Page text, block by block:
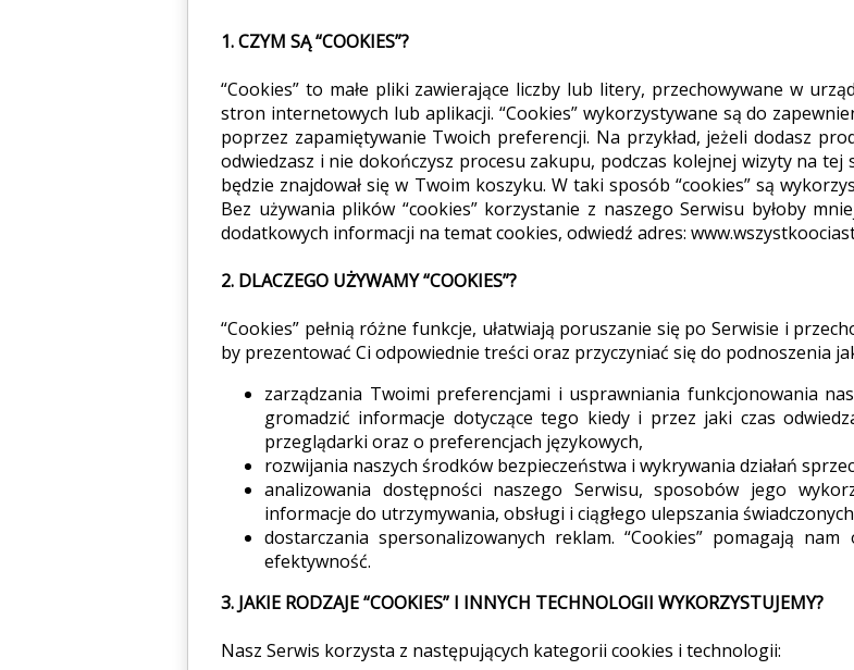
1. CZYM SĄ “COOKIES”?
“Cookies” to małe pliki zawierające liczby lub litery, przechowywane w
stron internetowych lub aplikacji. “Cookies” wykorzystywane są do
poprzez zapamiętywanie Twoich preferencji. Na przykład, jeżeli dodasz
odwiedzasz i nie dokończysz procesu zakupu, podczas kolejnej wizyty na
będzie znajdował się w Twoim koszyku. W taki sposób “cookies” są
Bez używania plików “cookies” korzystanie z naszego Serwisu byłoby
dodatkowych informacji na temat cookies, odwiedź adres:
2. DLACZEGO UŻYWAMY “COOKIES”?
“Cookies” pełnią różne funkcje, ułatwiają poruszanie się po Serwisie i
by prezentować Ci odpowiednie treści oraz przyczyniać się do podnoszenia
zarządzania Twoimi preferencjami i usprawniania funkcjonowania
gromadzić informacje dotyczące tego kiedy i przez jaki czas
przeglądarki oraz o preferencjach językowych,
rozwijania naszych środków bezpieczeństwa i wykrywania działań
analizowania dostępności naszego Serwisu, sposobów jego
informacje do utrzymywania, obsługi i ciągłego ulepszania
dostarczania spersonalizowanych reklam. “Cookies” pomagają
efektywność.
3. JAKIE RODZAJE “COOKIES” I INNYCH TECHNOLOGII WYKORZYSTUJEMY?
Nasz Serwis korzysta z następujących kategorii cookies i technologii: